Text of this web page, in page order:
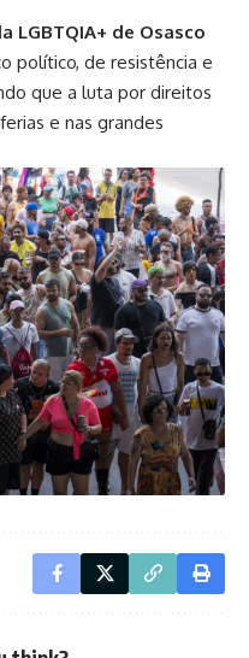
LGBTQIA+ de Osasco
político, de resistência e
que a luta por direitos
e nas grandes